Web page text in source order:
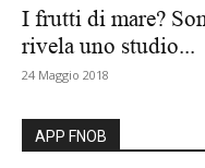
I frutti di mare?
rivela uno studio...
24 Maggio 2018
APP FNOB